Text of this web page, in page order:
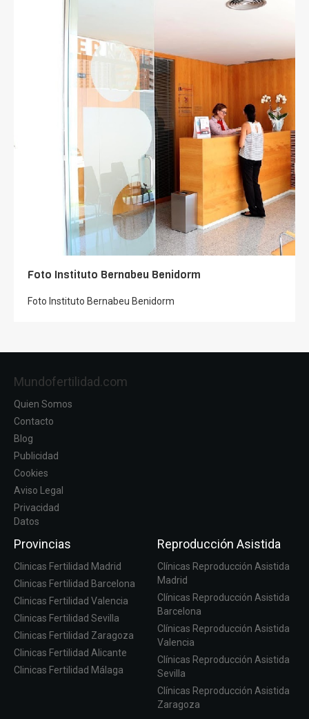
Foto Instituto Bernabeu Benidorm
Foto Instituto Bernabeu Benidorm
Mundofertilidad.com
Quien Somos
Contacto
Blog
Publicidad
Cookies
Aviso Legal
Privacidad
Datos
Provincias
Clinicas Fertilidad Madrid
Clinicas Fertilidad Barcelona
Clinicas Fertilidad Valencia
Clinicas Fertilidad Sevilla
Clinicas Fertilidad Zaragoza
Clinicas Fertilidad Alicante
Clinicas Fertilidad Málaga
Reproducción Asistida
Clínicas Reproducción Asistida
Madrid
Clínicas Reproducción Asistida
Barcelona
Clínicas Reproducción Asistida
Valencia
Clínicas Reproducción Asistida
Sevilla
Clínicas Reproducción Asistida
Zaragoza